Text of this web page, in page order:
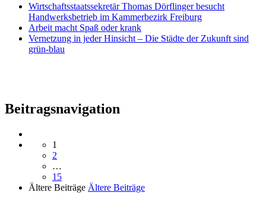
Wirtschaftsstaatssekretär Thomas Dörflinger besucht
Handwerksbetrieb im Kammerbezirk Freiburg
Arbeit macht Spaß oder krank
Vernetzung in jeder Hinsicht – Die Städte der Zukunft sind
grün-blau
Beitragsnavigation
1
2
…
15
Ältere Beiträge Ältere Beiträge